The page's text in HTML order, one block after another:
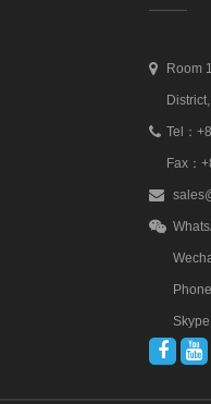
Room
Tel：
Fax：